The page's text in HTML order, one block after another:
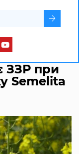
ЗЗР при
Semelita